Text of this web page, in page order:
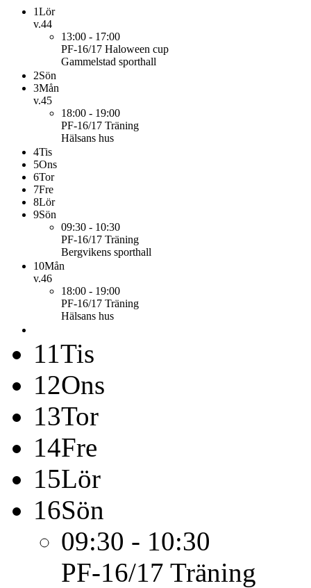
1Lör
v.44
13:00 - 17:00
PF-16/17 Haloween cup
Gammelstad sporthall
2Sön
3Mån
v.45
18:00 - 19:00
PF-16/17 Träning
Hälsans hus
4Tis
5Ons
6Tor
7Fre
8Lör
9Sön
09:30 - 10:30
PF-16/17 Träning
Bergvikens sporthall
10Mån
v.46
18:00 - 19:00
PF-16/17 Träning
Hälsans hus
11Tis
12Ons
13Tor
14Fre
15Lör
16Sön
09:30 - 10:30
PF-16/17 Träning